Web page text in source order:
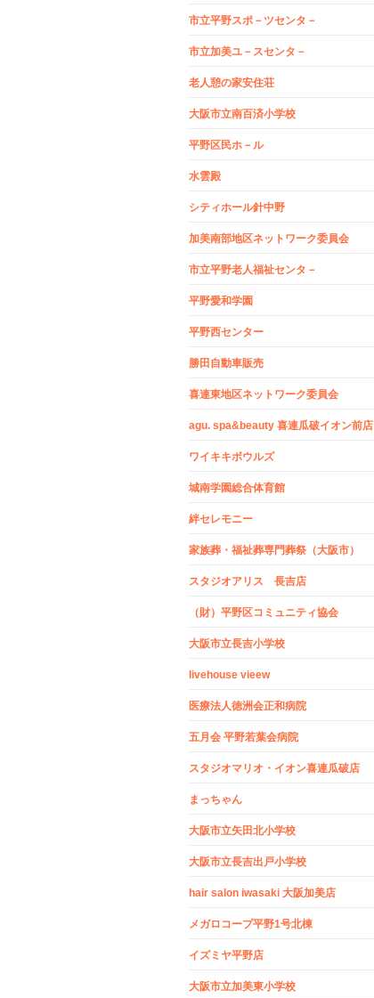
市立平野スポ－ツセンタ－
市立加美ユ－スセンタ－
老人憩の家安住荘
大阪市立南百済小学校
平野区民ホ－ル
水雲殿
シティホール針中野
加美南部地区ネットワーク委員会
市立平野老人福祉センタ－
平野愛和学園
平野西センター
勝田自動車販売
喜連東地区ネットワーク委員会
agu. spa&beauty 喜連瓜破イオン前店
ワイキキボウルズ
城南学園総合体育館
絆セレモニー
家族葬・福祉葬専門葬祭（大阪市）
スタジオアリス 長吉店
（財）平野区コミュニティ協会
大阪市立長吉小学校
livehouse vieew
医療法人徳洲会正和病院
五月会 平野若葉会病院
スタジオマリオ・イオン喜連瓜破店
まっちゃん
大阪市立矢田北小学校
大阪市立長吉出戸小学校
hair salon iwasaki 大阪加美店
メガロコープ平野1号北棟
イズミヤ平野店
大阪市立加美東小学校